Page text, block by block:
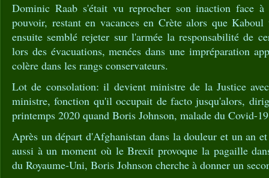
Dominic Raab s'était vu reprocher son inaction face à
pouvoir, restant en vacances en Crète alors que
ensuite semblé rejeter sur l'armée la responsabilité de
lors des évacuations, menées dans une impréparation
colère dans les rangs conservateurs.
Lot de consolation: il devient ministre de la Justice
ministre, fonction qu'il occupait de facto jusqu'alors,
printemps 2020 quand Boris Johnson, malade du Covid-
Après un départ d'Afghanistan dans la douleur et un an
aussi à un moment où le Brexit provoque la pagaille
du Royaume-Uni, Boris Johnson cherche à donner un